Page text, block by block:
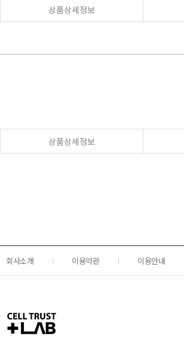
상품상세정보
상품상세정보
회사소개 이용약관 이용안내